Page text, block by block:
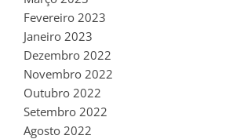
Fevereiro 2023
Janeiro 2023
Dezembro 2022
Novembro 2022
Outubro 2022
Setembro 2022
Agosto 2022